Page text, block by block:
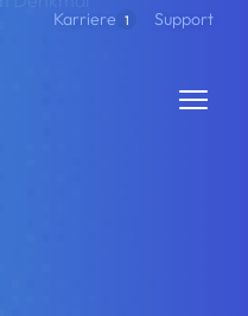
Karriere 1 Support
simple